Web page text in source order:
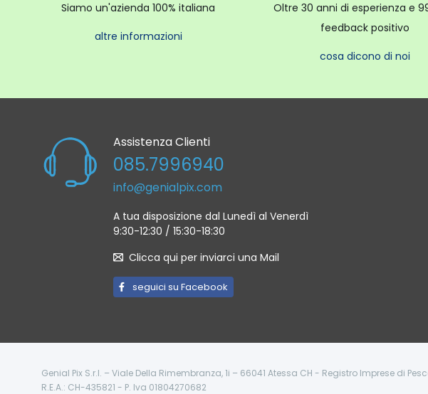
Siamo un'azienda 100% italiana
altre informazioni
Oltre 30 anni di esperienza e
feedback positivo
cosa dicono di noi
Assistenza Clienti
085.7996940
info@genialpix.com
A tua disposizione dal Lunedì al Venerdì
9:30-12:30 / 15:30-18:30
Clicca qui per inviarci una Mail
seguici su Facebook
Genial Pix S.r.l. – Viale Della Rimembranza, 1i – 66041 Atessa CH - Registro Imprese di
R.E.A.: CH-435821 - P. Iva 01804270682